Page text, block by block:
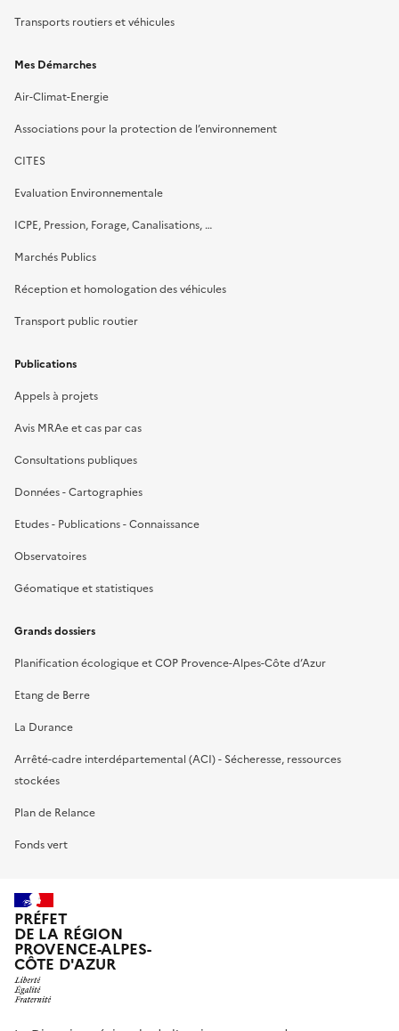
Transports routiers et véhicules
Mes Démarches
Air-Climat-Energie
Associations pour la protection de l’environnement
CITES
Evaluation Environnementale
ICPE, Pression, Forage, Canalisations, …
Marchés Publics
Réception et homologation des véhicules
Transport public routier
Publications
Appels à projets
Avis MRAe et cas par cas
Consultations publiques
Données - Cartographies
Etudes - Publications - Connaissance
Observatoires
Géomatique et statistiques
Grands dossiers
Planification écologique et COP Provence-Alpes-Côte d’Azur
Etang de Berre
La Durance
Arrêté-cadre interdépartemental (ACI) - Sécheresse, ressources
stockées
Plan de Relance
Fonds vert
PRÉFET
DE LA RÉGION
PROVENCE-ALPES-
CÔTE D'AZUR